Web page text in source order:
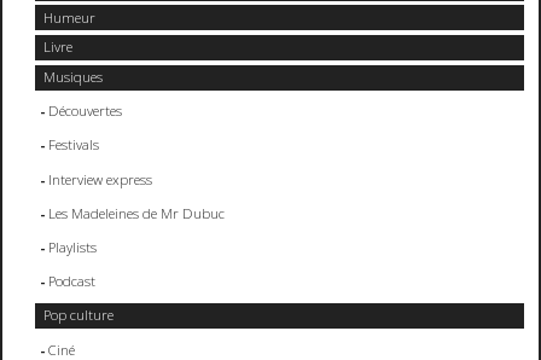
Humeur
Livre
Musiques
Découvertes
Festivals
Interview express
Les Madeleines de Mr Dubuc
Playlists
Podcast
Pop culture
Ciné